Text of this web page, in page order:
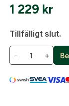
1 229 kr
Tillfälligt slut.
− +
E-
Lösenord:*
Fyll i din e-
så fort den
sortiment.
Norma
E-post